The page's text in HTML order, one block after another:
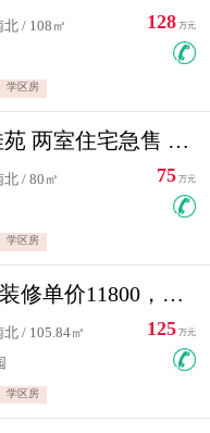
/ 108㎡
学区房
128 万元
福海路 映雪佳苑 两室住宅急售 可公积金贷款
/ 80㎡
学区房
75 万元
上海滩花园精装修单价11800，价格最低的两居室，无敌视野
/ 105.84㎡
学区房
125 万元